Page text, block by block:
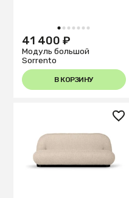
1 2 3 4 5 6 7
41 400 ₽
Модуль большой
Sorrento
В КОРЗИНУ